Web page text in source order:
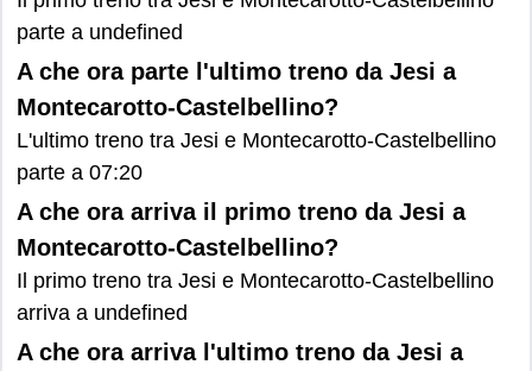
parte a undefined
A che ora parte l'ultimo treno da Jesi a
Montecarotto-Castelbellino?
L'ultimo treno tra Jesi e Montecarotto-Castelbellino
parte a 07:20
A che ora arriva il primo treno da Jesi a
Montecarotto-Castelbellino?
Il primo treno tra Jesi e Montecarotto-Castelbellino
arriva a undefined
A che ora arriva l'ultimo treno da Jesi a